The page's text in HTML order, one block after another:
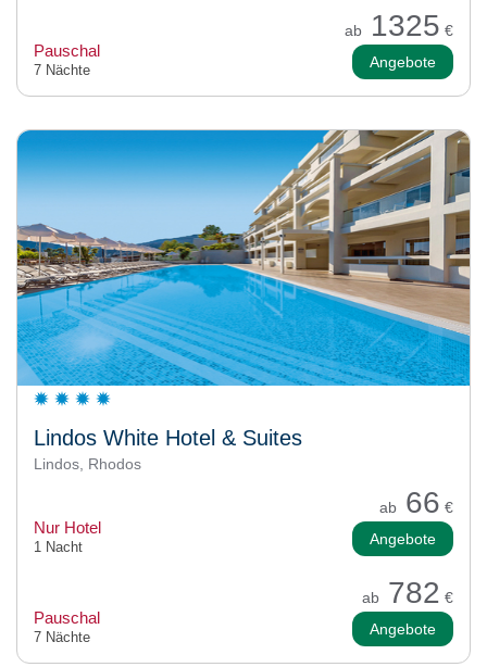
ab 1325 €
Pauschal
7 Nächte Angebote
Lindos White Hotel & Suites
Lindos, Rhodos
ab 66 €
Nur Hotel
1 Nacht Angebote
ab 782 €
Pauschal
7 Nächte Angebote